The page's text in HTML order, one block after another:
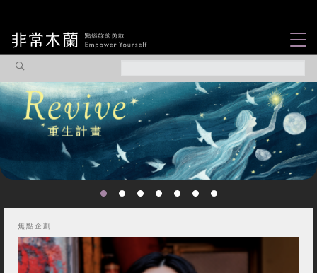
觀點專欄
焦點企劃
社會企業
認識我們
焦點企劃